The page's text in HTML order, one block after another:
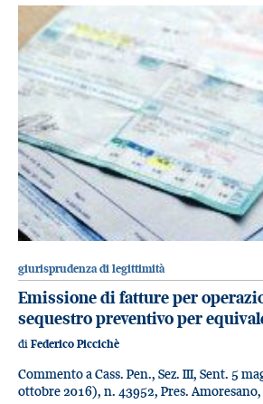
giurisprudenza di legittimità
Emissione di fatture per
sequestro preventivo per
di Federico Piccichè
Commento a Cass. Pen., Sez. III, Sent. 5
ottobre 2016), n. 43952, Pres. Amoresano,